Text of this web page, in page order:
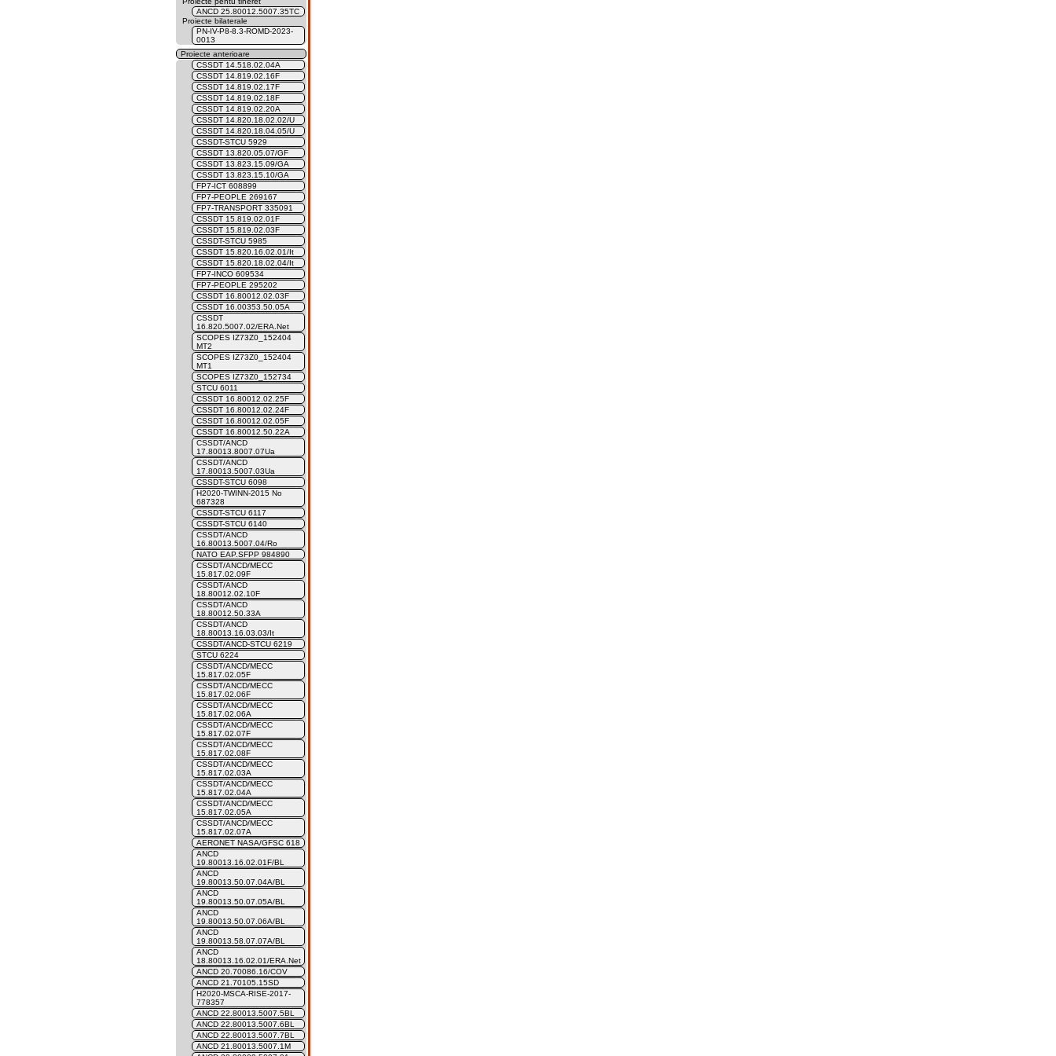
ANCD 25.80012.5007.35TC
Proiecte bilaterale
PN-IV-P8-8.3-ROMD-2023-
0013
Proiecte anterioare
CSSDT 14.518.02.04A
CSSDT 14.819.02.16F
CSSDT 14.819.02.17F
CSSDT 14.819.02.18F
CSSDT 14.819.02.20A
CSSDT 14.820.18.02.02/U
CSSDT 14.820.18.04.05/U
CSSDT-STCU 5929
CSSDT 13.820.05.07/GF
CSSDT 13.823.15.09/GA
CSSDT 13.823.15.10/GA
FP7-ICT 608899
FP7-PEOPLE 269167
FP7-TRANSPORT 335091
CSSDT 15.819.02.01F
CSSDT 15.819.02.03F
CSSDT-STCU 5985
CSSDT 15.820.16.02.01/It
CSSDT 15.820.18.02.04/It
FP7-INCO 609534
FP7-PEOPLE 295202
CSSDT 16.80012.02.03F
CSSDT 16.00353.50.05A
CSSDT
16.820.5007.02/ERA.Net
SCOPES IZ73Z0_152404
MT2
SCOPES IZ73Z0_152404
MT1
SCOPES IZ73Z0_152734
STCU 6011
CSSDT 16.80012.02.25F
CSSDT 16.80012.02.24F
CSSDT 16.80012.02.05F
CSSDT 16.80012.50.22A
CSSDT/ANCD
17.80013.8007.07Ua
CSSDT/ANCD
17.80013.5007.03Ua
CSSDT-STCU 6098
H2020-TWINN-2015 No
687328
CSSDT-STCU 6117
CSSDT-STCU 6140
CSSDT/ANCD
16.80013.5007.04/Ro
NATO EAP.SFPP 984890
CSSDT/ANCD/MECC
15.817.02.09F
CSSDT/ANCD
18.80012.02.10F
CSSDT/ANCD
18.80012.50.33A
CSSDT/ANCD
18.80013.16.03.03/It
CSSDT/ANCD-STCU 6219
STCU 6224
CSSDT/ANCD/MECC
15.817.02.05F
CSSDT/ANCD/MECC
15.817.02.06F
CSSDT/ANCD/MECC
15.817.02.06A
CSSDT/ANCD/MECC
15.817.02.07F
CSSDT/ANCD/MECC
15.817.02.08F
CSSDT/ANCD/MECC
15.817.02.03A
CSSDT/ANCD/MECC
15.817.02.04A
CSSDT/ANCD/MECC
15.817.02.05A
CSSDT/ANCD/MECC
15.817.02.07A
AERONET NASA/GFSC 618
ANCD
19.80013.16.02.01F/BL
ANCD
19.80013.50.07.04A/BL
ANCD
19.80013.50.07.05A/BL
ANCD
19.80013.50.07.06A/BL
ANCD
19.80013.58.07.07A/BL
ANCD
18.80013.16.02.01/ERA.Net
ANCD 20.70086.16/COV
ANCD 21.70105.15SD
H2020-MSCA-RISE-2017-
778357
ANCD 22.80013.5007.5BL
ANCD 22.80013.5007.6BL
ANCD 22.80013.5007.7BL
ANCD 21.80013.5007.1M